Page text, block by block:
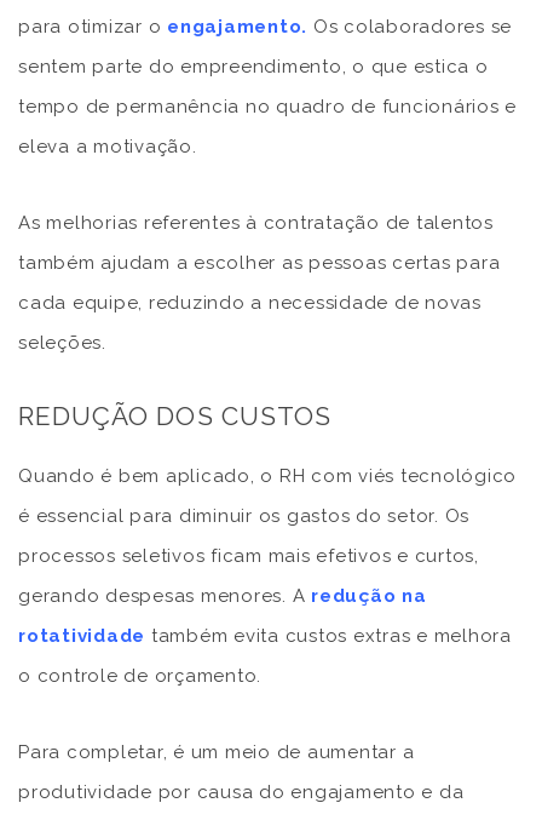
para otimizar o engajamento. Os colaboradores se
sentem parte do empreendimento, o que estica o
tempo de permanência no quadro de funcionários e
eleva a motivação.
As melhorias referentes à contratação de talentos
também ajudam a escolher as pessoas certas para
cada equipe, reduzindo a necessidade de novas
seleções.
REDUÇÃO DOS CUSTOS
Quando é bem aplicado, o RH com viés tecnológico
é essencial para diminuir os gastos do setor. Os
processos seletivos ficam mais efetivos e curtos,
gerando despesas menores. A redução na
rotatividade também evita custos extras e melhora
o controle de orçamento.
Para completar, é um meio de aumentar a
produtividade por causa do engajamento e da